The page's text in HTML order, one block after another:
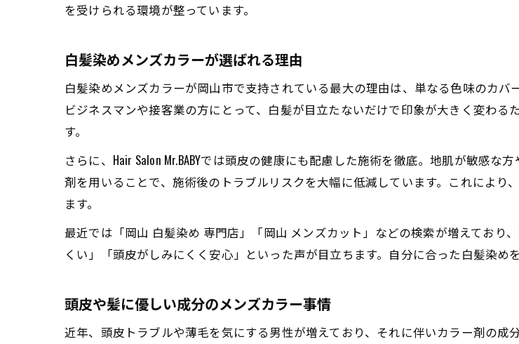
白髪染めで頭皮トラブルを
オーガニック成分配合メン
髪と地肌を守るカラー施術のポ
地肌と髪をいたわるメンズ
オーガニック成分で安心の
頭皮を守るメンズカラーの
メンズカラーで時短と清潔
を受けられる環境が整っています。
白髪染めメンズカラーが選ばれる理由
白髪染めメンズカラーが岡山市で支持されている最大の理由は、単なる色味のカ
ビジネスマンや接客業の方にとって、白髪が目立たないだけで印象が大きく変わ
す。
さらに、Hair Salon Mr.BABYでは頭皮の健康にも配慮した施術を徹底。地肌が敏感
剤を用いることで、施術後のトラブルリスクを大幅に低減しています。これによ
ます。
最近では「岡山 白髪染め 専門店」「岡山 メンズカット」などの検索が増えており
くい」「頭皮がしみにくく安心」といった声が目立ちます。自分に合った白髪染め
頭皮や髪に優しい成分のメンズカラー事情
近年、頭皮トラブルや薄毛を気にする男性が増えており、それに伴いカラー剤の